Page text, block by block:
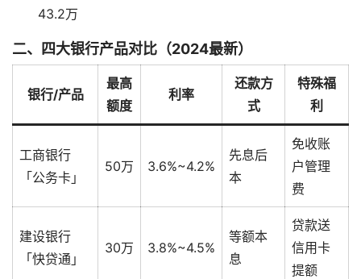
43.2万
二、四大银行产品对比（2024最新）
银行/产品
最高
额度
利率
还款方
式
特殊福
利
工商银行
「公务卡」
50万 3.6%~4.2%
先息后
本
免收账
户管理
费
建设银行
「快贷通」
30万 3.8%~4.5%
等额本
息
贷款送
信用卡
提额